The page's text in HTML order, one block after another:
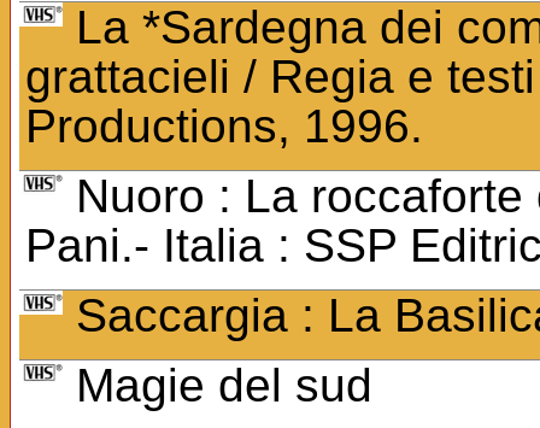
La *Sardegna dei
grattacieli / Regia e
Productions, 1996.
Nuoro : La
Pani.- Italia : SSP
Saccargia : La
Magie del sud